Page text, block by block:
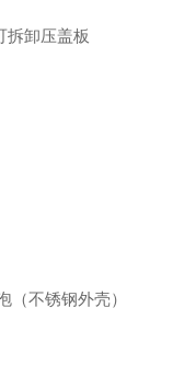
拆卸压盖板
（不锈钢外壳）